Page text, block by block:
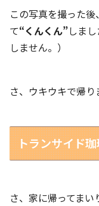
この写真を撮った
て“くんくん”しま
しません。）
さ、ウキウキで帰り
トランサイド
さ、家に帰ってまい